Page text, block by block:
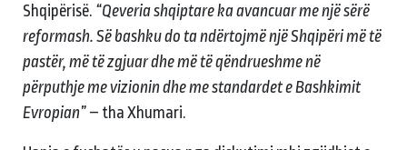
Shqipërisë. “Qeveria shqiptare ka avancuar me një sërë
reformash. Së bashku do ta ndërtojmë një Shqipëri më të
pastër, më të zgjuar dhe më të qëndrueshme në
përputhje me vizionin dhe me standardet e Bashkimit
Evropian” – tha Xhumari.